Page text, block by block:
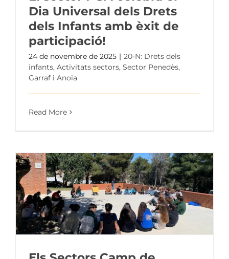
Dia Universal dels Drets
dels Infants amb èxit de
participació!
24 de novembre de 2025 | 20-N: Drets dels
infants, Activitats sectors, Sector Penedès,
Garraf i Anoia
Read More